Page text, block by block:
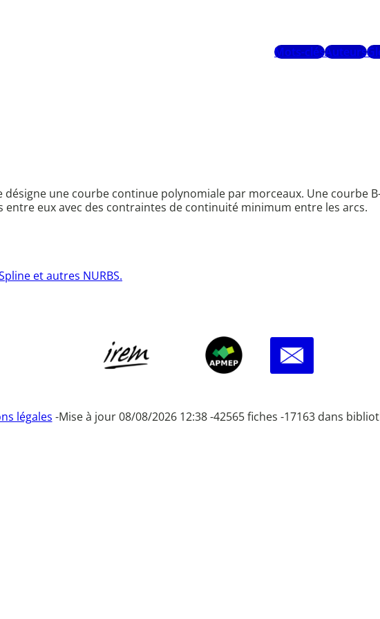
Mots-clésAuteurs
désigne une courbe continue polynomiale par morceaux. Une courbe
entre eux avec des contraintes de continuité minimum entre les arcs.
et autres NURBS.
légales -Mise à jour 08/08/2026 12:38 -42565 fiches -17163 dans